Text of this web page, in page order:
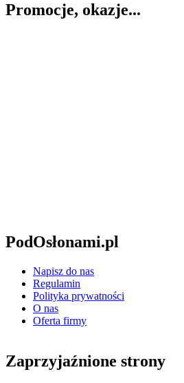
Promocje, okazje...
PodOsłonami.pl
Napisz do nas
Regulamin
Polityka prywatności
O nas
Oferta firmy
Zaprzyjaźnione strony